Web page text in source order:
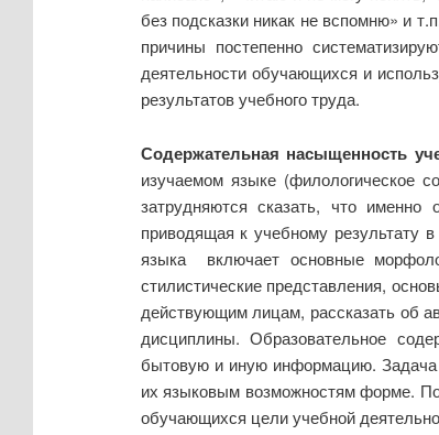
без подсказки никак не вспомню» и
причины постепенно
деятельности обучающихся и
результатов учебного труда.
Содержательная насыщенность
изучаемом языке (филологическое
затрудняются сказать, что именно
приводящая к учебному результату
языка включает основные
стилистические представления,
действующим лицам, рассказать об
дисциплины. Образовательное
бытовую и иную информацию. Задача
их языковым возможностям форме.
обучающихся цели учебной